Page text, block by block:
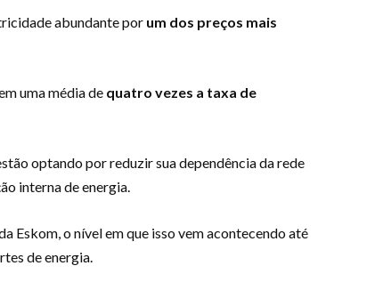
abundante por um dos preços mais
uma média de quatro vezes a taxa de
optando por reduzir sua dependência da rede
interna de energia.
Eskom, o nível em que isso vem acontecendo até
de energia.